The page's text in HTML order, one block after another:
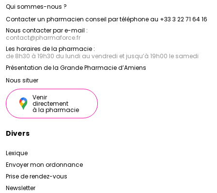
Qui sommes-nous ?
Contacter un pharmacien conseil par téléphone au +33 3 22 71 64 16
Nous contacter par e-mail :
contact@pharmaforce.fr
Les horaires de la pharmacie :
de 8h30 à 19h30 du lundi au vendredi et jusqu’à 19h00 le samedi
Présentation de la Grande Pharmacie d’Amiens
Nous situer
Venir
directement
à la pharmacie
Divers
Lexique
Envoyer mon ordonnance
Prise de rendez-vous
Newsletter